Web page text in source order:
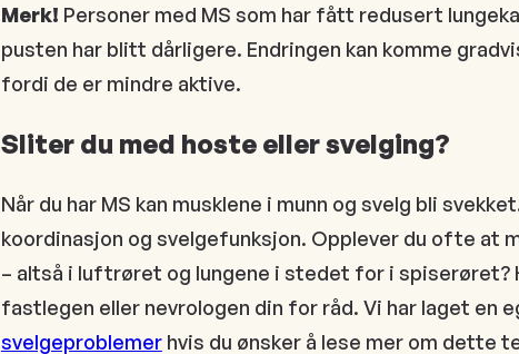
Merk! Personer med MS som har fått redusert
pusten har blitt dårligere. Endringen kan komme
fordi de er mindre aktive.
Sliter du med hoste eller svelging?
Når du har MS kan musklene i munn og svelg bli
koordinasjon og svelgefunksjon. Opplever du ofte at
– altså i luftrøret og lungene i stedet for i spiserøret?
fastlegen eller nevrologen din for råd. Vi har laget en
svelgeproblemerhvis du ønsker å lese mer om dette